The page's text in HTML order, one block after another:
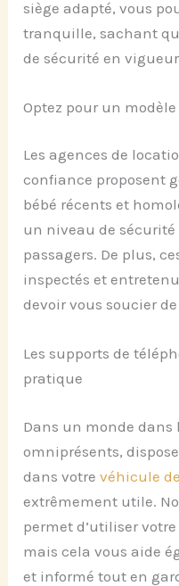
siège adapté, vous
tranquille, sachant
de sécurité en
Optez pour un
Les agences de
confiance proposent
bébé récents et
un niveau de
passagers. De plus,
inspectés et
devoir vous soucier
Les supports de
pratique
Dans un monde
omniprésents,
dans votrevéhicule
extrêmement utile.
permet d’utiliser
mais cela vous aide
et informé tout en